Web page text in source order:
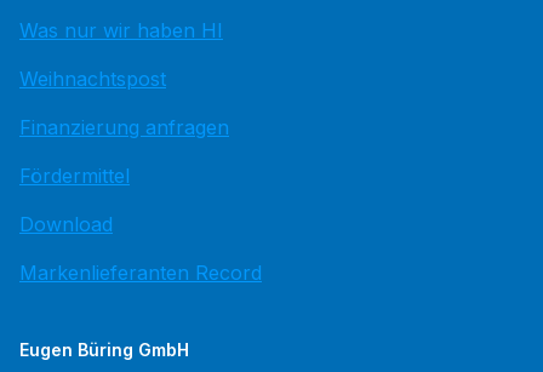
Was nur wir haben HI
Weihnachtspost
Finanzierung anfragen
Fördermittel
Download
Markenlieferanten Record
Eugen Büring GmbH